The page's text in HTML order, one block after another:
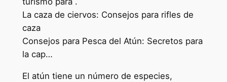
La caza de ciervos: Consejos para rifles de
caza
Consejos para Pesca del Atún: Secretos para
la cap…
El atún tiene un número de especies,